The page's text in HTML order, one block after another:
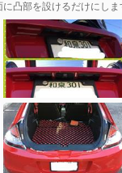
凸部を設けるだけにし